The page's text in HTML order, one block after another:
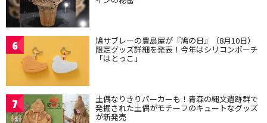
6 鳩サブレーの豊島屋が『鳩の日』（8月10日）
限定グッズ詳細を発表！今年はシリコンポーチ
「はとっこ」
7 土偶なりきりパーカーも！青森の縄文遺跡群で
発掘された土偶がモチーフのキュートなグッズ
が新発売